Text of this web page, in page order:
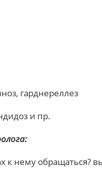
гарднереллез
и пр.
к нему обращаться?